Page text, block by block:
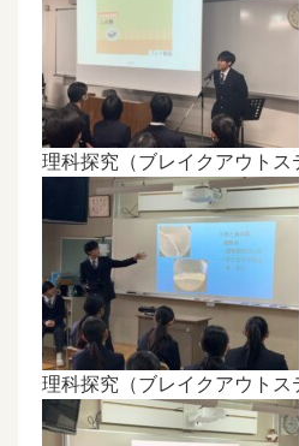
理科探究（ブレイクアウトス
理科探究（ブレイクアウトス